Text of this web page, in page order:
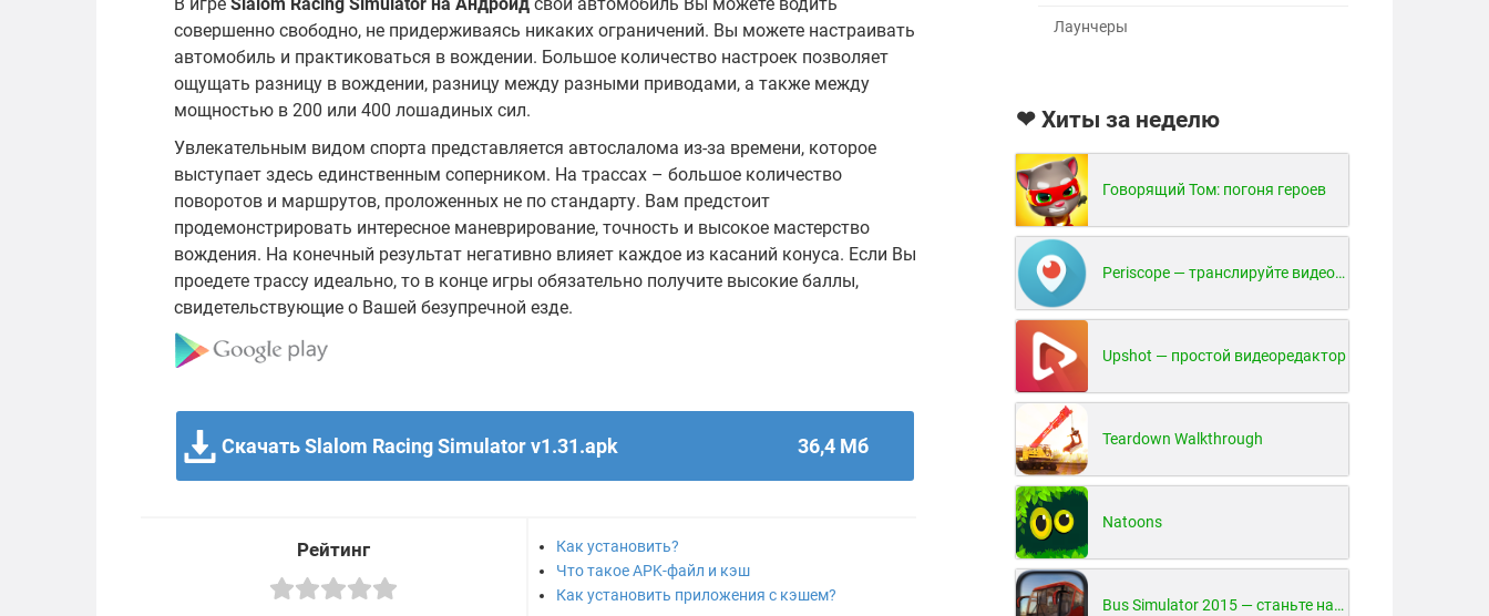
В игре Slalom Racing Simulator на Андроид свой автомобиль Вы можете водить
совершенно свободно, не придерживаясь никаких ограничений. Вы можете настраивать
автомобиль и практиковаться в вождении. Большое количество настроек позволяет
ощущать разницу в вождении, разницу между разными приводами, а также между
мощностью в 200 или 400 лошадиных сил.
Увлекательным видом спорта представляется автослалома из-за времени, которое
выступает здесь единственным соперником. На трассах – большое количество
поворотов и маршрутов, проложенных не по стандарту. Вам предстоит
продемонстрировать интересное маневрирование, точность и высокое мастерство
вождения. На конечный результат негативно влияет каждое из касаний конуса. Если Вы
проедете трассу идеально, то в конце игры обязательно получите высокие баллы,
свидетельствующие о Вашей безупречной езде.
Скачать Slalom Racing Simulator v1.31.apk 36,4 Мб
Рейтинг
Как установить?
Что такое APK-файл и кэш
Как установить приложения с кэшем?
Лаунчеры
❤ Хиты за неделю
Говорящий Том: погоня героев
Periscope — транслируйте видео в реальном времени!
Upshot — простой видеоредактор
Teardown Walkthrough
Natoons
Bus Simulator 2015 — станьте настоящим водителем автобуса!